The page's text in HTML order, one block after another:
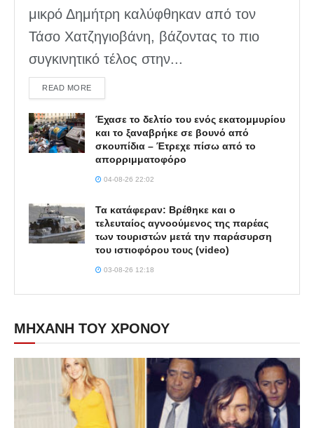
μικρό Δημήτρη καλύφθηκαν από τον
Τάσο Χατζηγιοβάνη, βάζοντας το πιο
συγκινητικό τέλος στην...
READ MOREDETAILS
Έχασε το δελτίο του ενός εκατομμυρίου
και το ξαναβρήκε σε βουνό από
σκουπίδια – Έτρεχε πίσω από το
απορριμματοφόρο
04-08-26 22:02
Τα κατάφεραν: Βρέθηκε και ο
τελευταίος αγνοούμενος της παρέας
των τουριστών μετά την παράσυρση
του ιστιοφόρου τους (video)
03-08-26 12:18
ΜΗΧΑΝΗ ΤΟΥ ΧΡΟΝΟΥ